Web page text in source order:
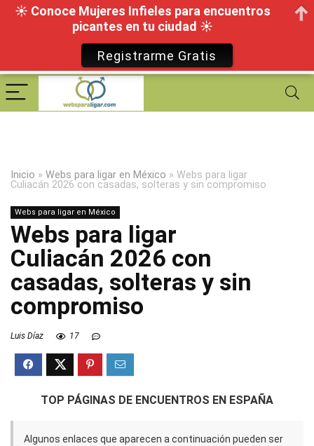
Inicio » Webs para ligar en México » Webs para ligar
Culiacán 2026 con casadas, solteras y sin compromiso
Webs para ligar en México
Webs para ligar
Culiacán 2026 con
casadas, solteras y sin
compromiso
Luis Díaz 17
TOP PÁGINAS DE ENCUENTROS EN ESPAÑA
Algunos enlaces que aparecen a continuación pueden ser
☀ Conoce Mujeres Infieles para encuentros
picantes en tu ciudad ☀
Registrarme Gratis